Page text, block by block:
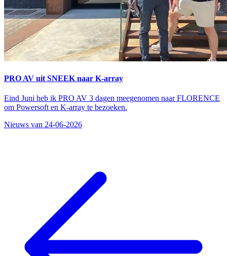
PRO AV uit SNEEK naar K-array
Eind Juni heb ik PRO AV 3 dagen meegenomen naar FLORENCE
om Powersoft en K-array te bezoeken.
Nieuws van 24-06-2026